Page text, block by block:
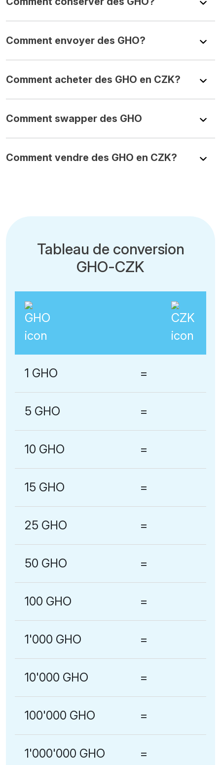
Comment envoyer des GHO?
Comment acheter des GHO en CZK?
Comment swapper des GHO
Comment vendre des GHO en CZK?
Tableau de conversion
GHO-CZK
1 GHO =
5 GHO =
10 GHO =
15 GHO =
25 GHO =
50 GHO =
100 GHO =
1'000 GHO =
10'000 GHO =
100'000 GHO =
1'000'000 GHO =